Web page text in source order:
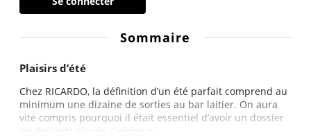
Sommaire
Plaisirs d’été
Chez RICARDO, la définition d’un été parfait comprend au
minimum une dizaine de sorties au bar laitier. On aura
vite compris pourquoi il était essentiel d’avoir un dossier
de desserts glacés, Crémerie...